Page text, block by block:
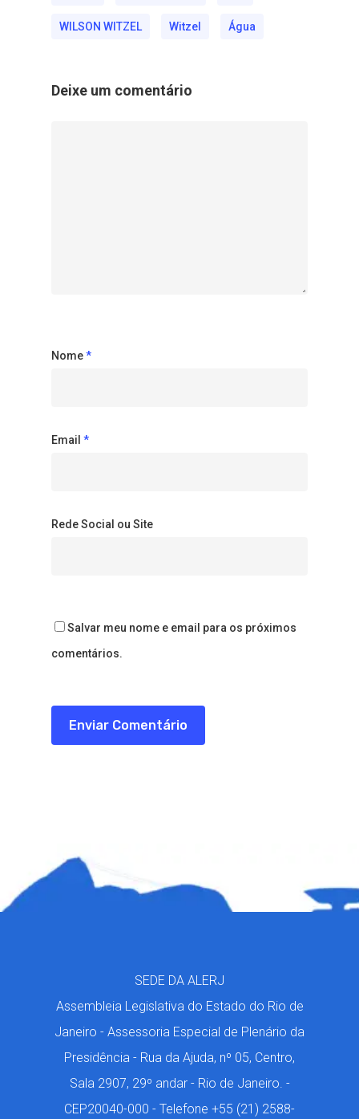
WILSON WITZEL Witzel Água
Deixe um comentário
Nome*
Email *
Rede Social ou Site
Salvar meu nome e email para os próximos
comentários.
SEDE DA ALERJ
Assembleia Legislativa do Estado do Rio de
Janeiro - Assessoria Especial de Plenário da
Presidência - Rua da Ajuda, nº 05, Centro,
Sala 2907, 29º andar - Rio de Janeiro. -
CEP20040-000 - Telefone +55 (21) 2588-